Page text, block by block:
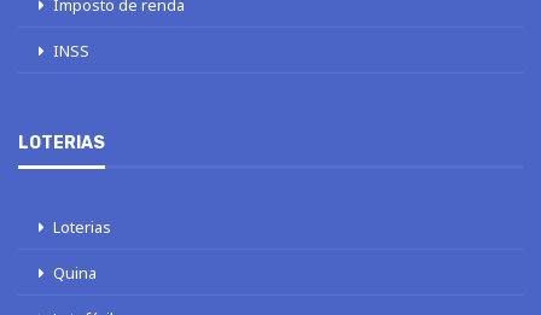
Imposto de renda
INSS
LOTERIAS
Loterias
Quina